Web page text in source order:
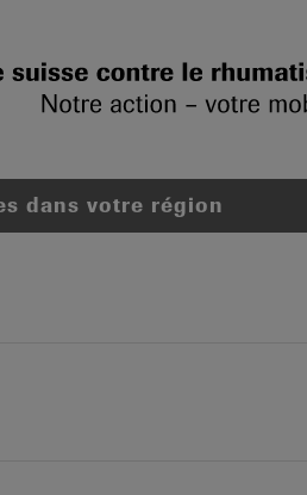
dans votre région